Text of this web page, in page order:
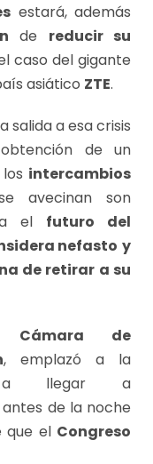
estará, además
de reducir su
caso del gigante
asiático ZTE.
salida a esa crisis
de un
intercambios
avecinan son
el futuro del
nefasto y
de retirar a su
de
, emplazó a la
a llegar a
antes de la noche
que el Congreso